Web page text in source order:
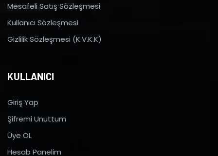
Mesafeli Satış Sözleşmesi
Kullanıcı Sözleşmesi
Gizlilik Sözleşmesi (K.V.K.K)
KULLANICI
Giriş Yap
Şifremi Unuttum
Üye OL
Hesab Panelim